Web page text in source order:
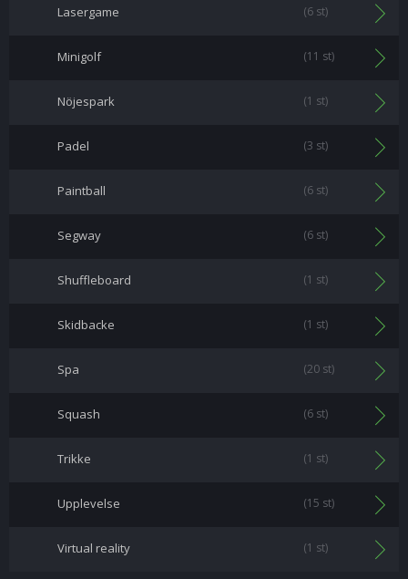
Lasergame (6 st)
Minigolf (11 st)
Nöjespark (1 st)
Padel (3 st)
Paintball (6 st)
Segway (6 st)
Shuffleboard (1 st)
Skidbacke (1 st)
Spa (20 st)
Squash (6 st)
Trikke (1 st)
Upplevelse (15 st)
Virtual reality (1 st)